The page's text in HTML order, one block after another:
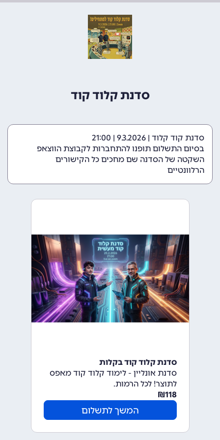
סדנת קלוד קוד
סדנת קוד קלוד | 9.3.2026 | 21:00
בסיום התשלום תופנו להתחברות לקבוצת הווצאפ
השקטה של הסדנה שם מחכים כל הקישורים
הרלוונטיים
סדנת קלוד קוד בקלות
סדנת אונליין - לימוד קלוד קוד מאפס
לתוצר! לכל הרמות.
118
₪
המשך לתשלום